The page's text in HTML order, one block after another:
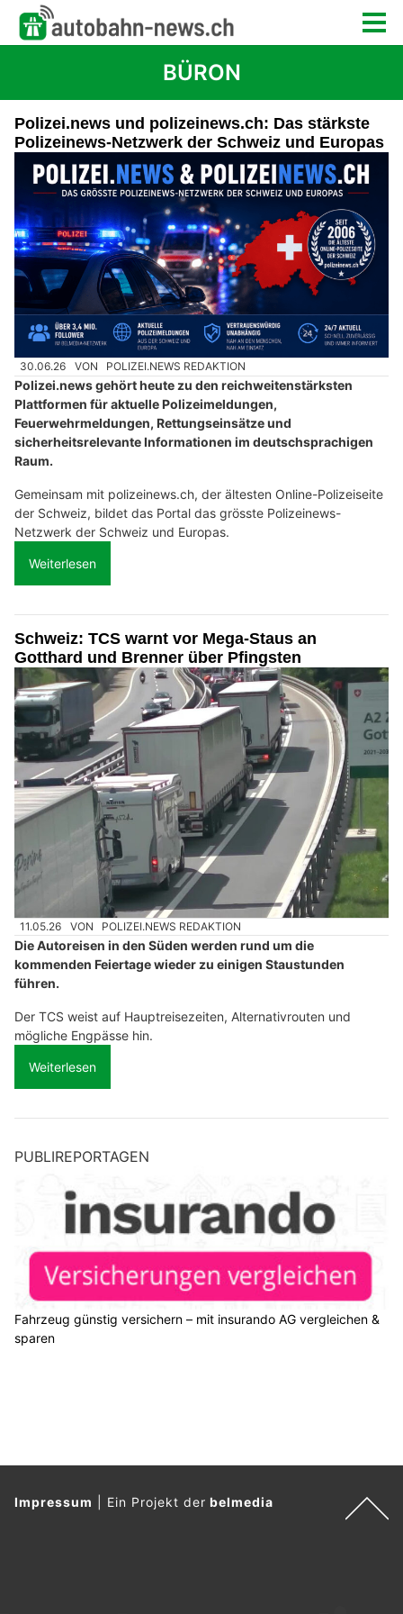
BÜRON
Polizei.news und polizeinews.ch: Das stärkste
Polizeinews-Netzwerk der Schweiz und Europas
30.06.26 VON POLIZEI.NEWS REDAKTION
Polizei.news gehört heute zu den reichweitenstärksten
Plattformen für aktuelle Polizeimeldungen,
Feuerwehrmeldungen, Rettungseinsätze und
sicherheitsrelevante Informationen im deutschsprachigen
Raum.
Gemeinsam mit polizeinews.ch, der ältesten Online-Polizeiseite
der Schweiz, bildet das Portal das grösste Polizeinews-
Netzwerk der Schweiz und Europas.
Weiterlesen
Schweiz: TCS warnt vor Mega-Staus an
Gotthard und Brenner über Pfingsten
11.05.26 VON POLIZEI.NEWS REDAKTION
Die Autoreisen in den Süden werden rund um die
kommenden Feiertage wieder zu einigen Staustunden
führen.
Der TCS weist auf Hauptreisezeiten, Alternativrouten und
mögliche Engpässe hin.
Weiterlesen
PUBLIREPORTAGEN
Fahrzeug günstig versichern – mit insurando AG vergleichen &
sparen
Impressum Ein Projekt derbelmedia